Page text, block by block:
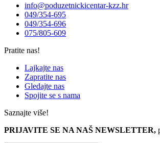
info@poduzetnickicentar-kzz.hr
049/354-695
049/354-696
075/805-609
Pratite nas!
Lajkajte nas
Zapratite nas
Gledajte nas
Spojite se s nama
Saznajte više!
PRIJAVITE SE NA NAŠ NEWSLETTER,